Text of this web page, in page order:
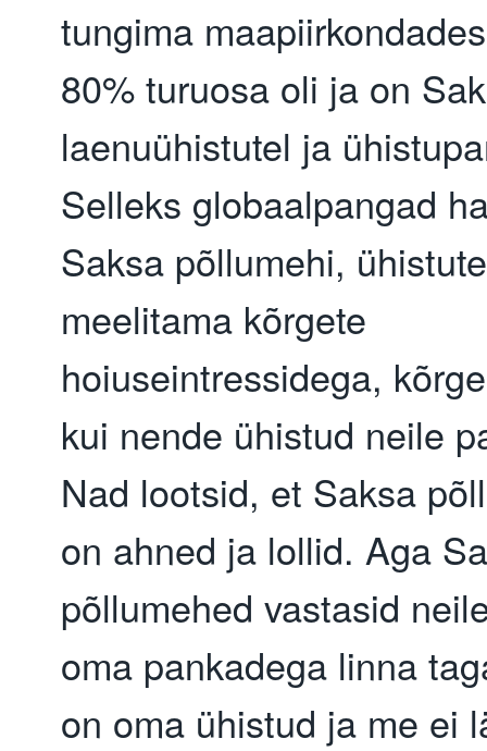
tungima
80% turuosa oli ja on
laenuühistutel ja
Selleks globaalpangad
Saksa põllumehi,
meelitama kõrgete
hoiuseintressidega,
kui nende ühistud neile
Nad lootsid, et Saksa
on ahned ja lollid. Aga
põllumehed vastasid
oma pankadega linna
on oma ühistud ja me ei